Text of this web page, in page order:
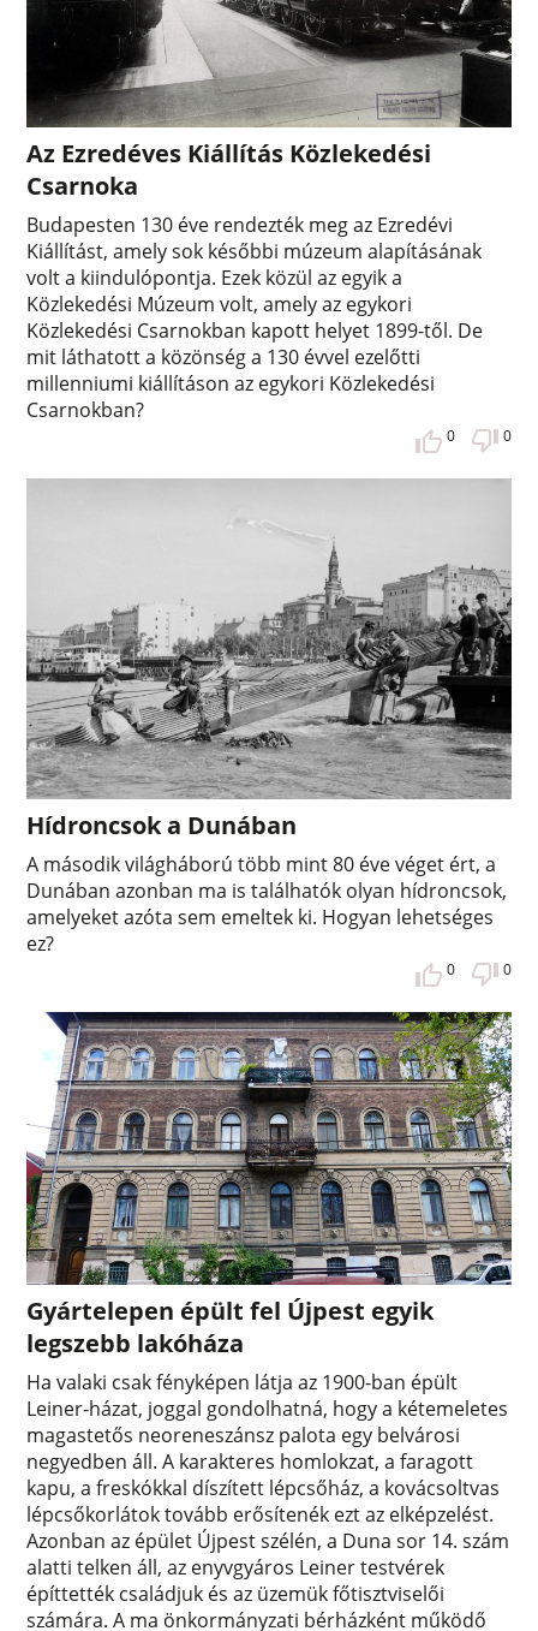
Az Ezredéves Kiállítás Közlekedési
Csarnoka
Budapesten 130 éve rendezték meg az Ezredévi
Kiállítást, amely sok későbbi múzeum alapításának
volt a kiindulópontja. Ezek közül az egyik a
Közlekedési Múzeum volt, amely az egykori
Közlekedési Csarnokban kapott helyet 1899-től. De
mit láthatott a közönség a 130 évvel ezelőtti
millenniumi kiállításon az egykori Közlekedési
Csarnokban?
0 0
Hídroncsok a Dunában
A második világháború több mint 80 éve véget ért, a
Dunában azonban ma is találhatók olyan hídroncsok,
amelyeket azóta sem emeltek ki. Hogyan lehetséges
ez?
0 0
Gyártelepen épült fel Újpest egyik
legszebb lakóháza
Ha valaki csak fényképen látja az 1900-ban épült
Leiner-házat, joggal gondolhatná, hogy a kétemeletes
magastetős neoreneszánsz palota egy belvárosi
negyedben áll. A karakteres homlokzat, a faragott
kapu, a freskókkal díszített lépcsőház, a kovácsoltvas
lépcsőkorlátok tovább erősítenék ezt az elképzelést.
Azonban az épület Újpest szélén, a Duna sor 14. szám
alatti telken áll, az enyvgyáros Leiner testvérek
építtették családjuk és az üzemük főtisztviselői
számára. A ma önkormányzati bérházként működő